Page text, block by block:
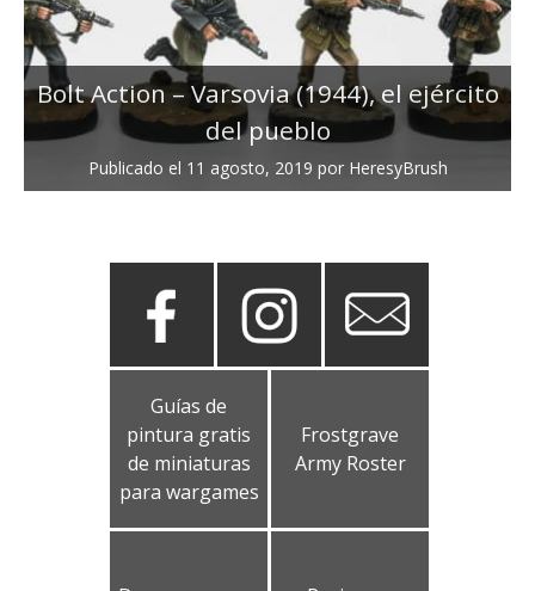
Bolt Action – Varsovia (1944), el ejército
del pueblo
Publicado el 11 agosto, 2019 por HeresyBrush
Guías de
pintura gratis
de miniaturas
para wargames
Frostgrave
Army Roster